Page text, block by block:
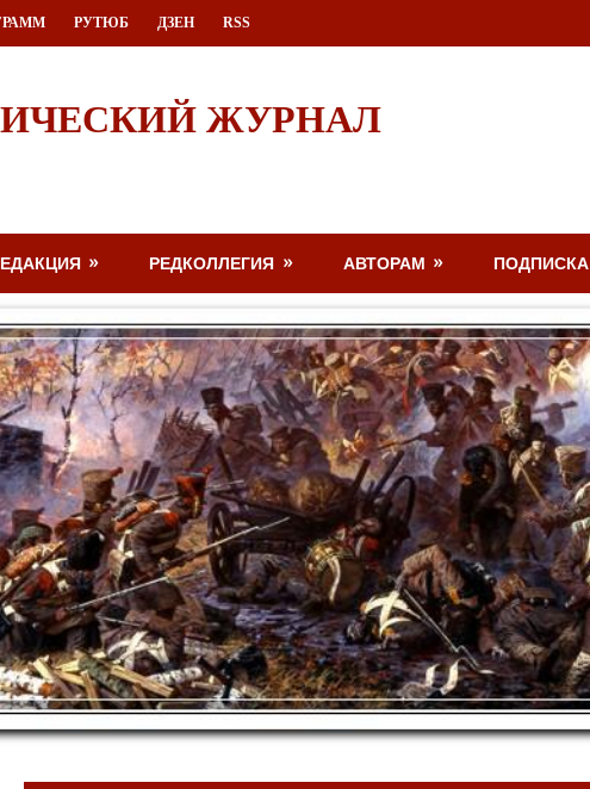
РУТЮБ ДЗЕН RSS
ЖУРНАЛ
РЕДКОЛЛЕГИЯ АВТОРАМ ПОДПИСКА